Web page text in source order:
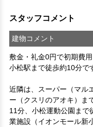
スタッフコメント
建物コメント
敷金・礼金0円で初期費
小松駅まで徒歩約10分で
近隣は、スーパー（マル
ー（クスリのアオキ）ま
11分、小松運動公園まで
業施設（イオンモール新